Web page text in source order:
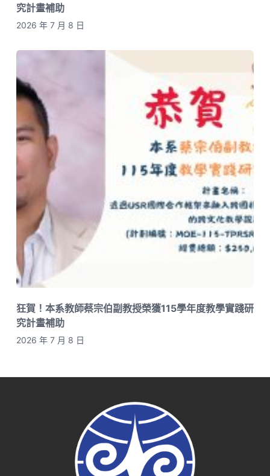
究計畫補助
2026 年 7 月 8 日
狂賀！本系教師蔡宗伯副教授榮獲115學年度教學實踐研
究計畫補助
2026 年 7 月 8 日